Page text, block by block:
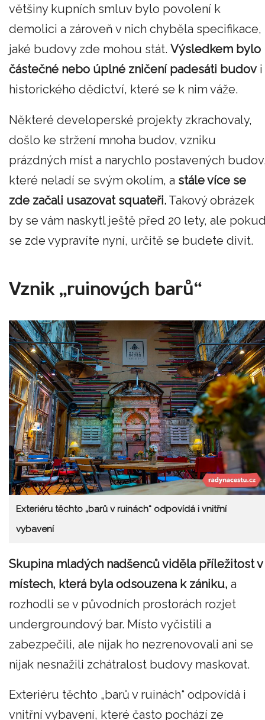
většiny kupních smluv bylo povolení k
demolici a zároveň v nich chyběla specifikace,
jaké budovy zde mohou stát. Výsledkem bylo
částečné nebo úplné zničení padesáti budov i
historického dědictví, které se k nim váže.
Některé developerské projekty zkrachovaly,
došlo ke stržení mnoha budov, vzniku
prázdných míst a narychlo postavených
které neladí se svým okolím, a stále více se
zde začali usazovat squateři. Takový obrázek
by se vám naskytl ještě před 20 lety, ale
se zde vypravíte nyní, určitě se budete divit.
Vznik „ruinových barů“
Exteriéru těchto „barů v ruinách“ odpovídá i vnitřní
vybavení
Skupina mladých nadšenců viděla příležitost v
místech, která byla odsouzena k zániku, a
rozhodli se v původních prostorách rozjet
undergroundový bar. Místo vyčistili a
zabezpečili, ale nijak ho nezrenovovali ani se
nijak nesnažili zchátralost budovy maskovat.
Exteriéru těchto „barů v ruinách“ odpovídá i
vnitřní vybavení, které často pochází ze